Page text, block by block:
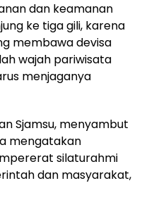
dan keamanan
ke tiga gili, karena
membawa devisa
wajah pariwisata
menjaganya
Sjamsu, menyambut
mengatakan
silaturahmi
dan masyarakat,